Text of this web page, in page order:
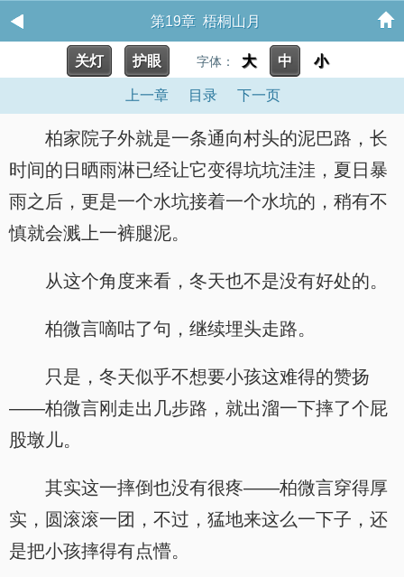
第19章 梧桐山月
关灯 护眼 字体： 大 中 小
上一章 目录 下一页
柏家院子外就是一条通向村头的泥巴路，长
时间的日晒雨淋已经让它变得坑坑洼洼，夏日暴
雨之后，更是一个水坑接着一个水坑的，稍有不
慎就会溅上一裤腿泥。
从这个角度来看，冬天也不是没有好处的。
柏微言嘀咕了句，继续埋头走路。
只是，冬天似乎不想要小孩这难得的赞扬
——柏微言刚走出几步路，就出溜一下摔了个屁
股墩儿。
其实这一摔倒也没有很疼——柏微言穿得厚
实，圆滚滚一团，不过，猛地来这么一下子，还
是把小孩摔得有点懵。